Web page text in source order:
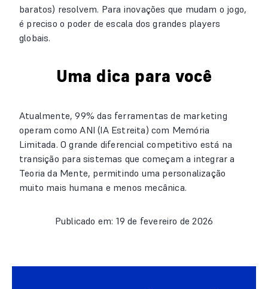
baratos) resolvem. Para inovações que mudam o jogo,
é preciso o poder de escala dos grandes players
globais.
Uma dica para você
Atualmente, 99% das ferramentas de marketing
operam como ANI (IA Estreita) com Memória
Limitada. O grande diferencial competitivo está na
transição para sistemas que começam a integrar a
Teoria da Mente, permitindo uma personalização
muito mais humana e menos mecânica.
Publicado em: 19 de fevereiro de 2026